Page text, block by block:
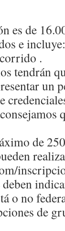
es de
e
.
tendrán
un
de
o no
de